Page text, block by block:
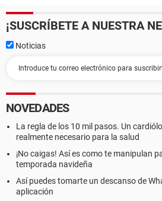
¡SUSCRÍBETE A NUESTRA
Noticias
NOVEDADES
La regla de los 10 mil pasos. Un
realmente necesario para la salud
¡No caigas! Así es como te manipulan
temporada navideña
Así puedes tomarte un descanso de
aplicación